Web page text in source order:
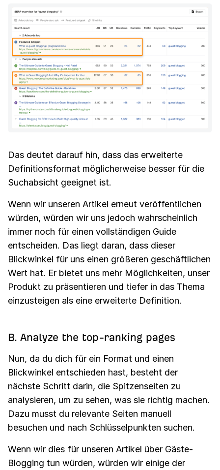
Das deutet darauf hin, dass das erweiterte
Definitionsformat möglicherweise besser für die
Suchabsicht geeignet ist.
Wenn wir unseren Artikel erneut veröffentlichen
würden, würden wir uns jedoch wahrscheinlich
immer noch für einen vollständigen Guide
entscheiden. Das liegt daran, dass dieser
Blickwinkel für uns einen größeren geschäftlichen
Wert hat. Er bietet uns mehr Möglichkeiten, unser
Produkt zu präsentieren und tiefer in das Thema
einzusteigen als eine erweiterte Definition.
B. Analyze the top-ranking pages
Nun, da du dich für ein Format und einen
Blickwinkel entschieden hast, besteht der
nächste Schritt darin, die Spitzenseiten zu
analysieren, um zu sehen, was sie richtig machen.
Dazu musst du relevante Seiten manuell
besuchen und nach Schlüsselpunkten suchen.
Wenn wir dies für unseren Artikel über Gäste-
Blogging tun würden, würden wir einige der